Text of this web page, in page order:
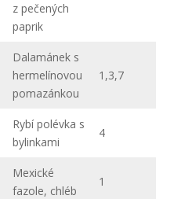
z pečených
paprik
Dalamánek s
hermelínovou
pomazánkou
1,3,7
Rybí polévka s
bylinkami
4
Mexické
fazole, chléb
1